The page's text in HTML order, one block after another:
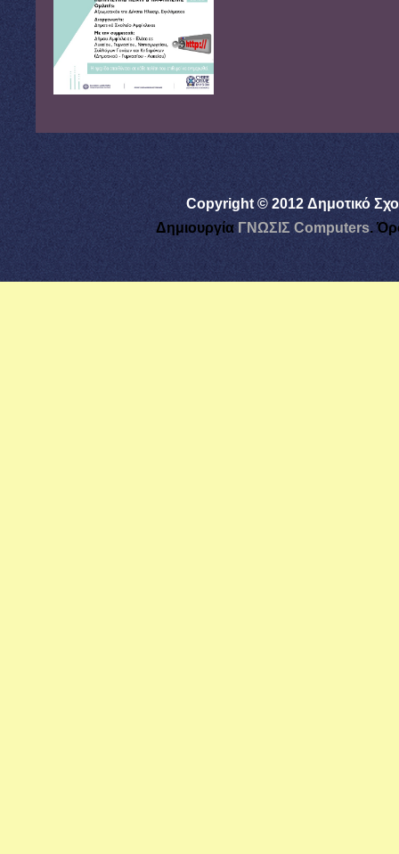
Copyright © 2012 Δημοτικό
Δημιουργία ΓΝΩΣΙΣ Computers.